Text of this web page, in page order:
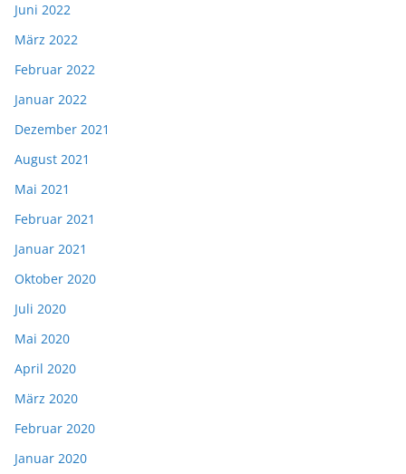
Juni 2022
März 2022
Februar 2022
Januar 2022
Dezember 2021
August 2021
Mai 2021
Februar 2021
Januar 2021
Oktober 2020
Juli 2020
Mai 2020
April 2020
März 2020
Februar 2020
Januar 2020